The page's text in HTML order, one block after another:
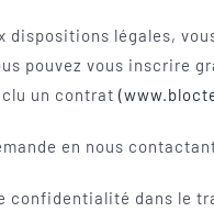
légales,
pouvez vous inscrire
un contrat
en nous
confidentialité dans le